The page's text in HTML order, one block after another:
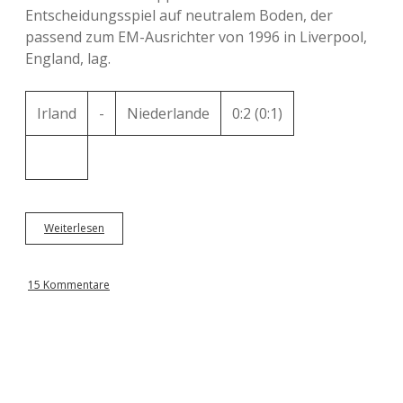
Entscheidungsspiel auf neutralem Boden, der
passend zum EM-Ausrichter von 1996 in Liverpool,
England, lag.
Irland - Niederlande 0:2 (0:1)
Weiterlesen
l
o
15 Kommentare